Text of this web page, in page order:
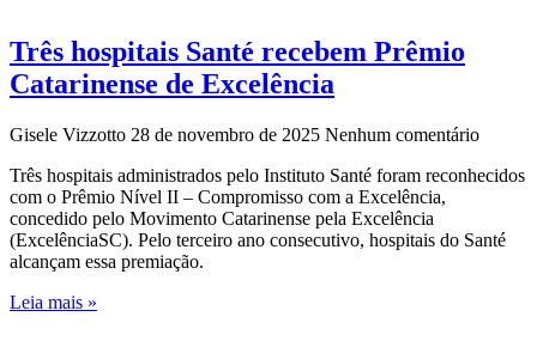
Três hospitais Santé recebem Prêmio
Catarinense de Excelência
Gisele Vizzotto 28 de novembro de 2025 Nenhum comentário
Três hospitais administrados pelo Instituto Santé foram reconhecidos
com o Prêmio Nível II – Compromisso com a Excelência,
concedido pelo Movimento Catarinense pela Excelência
(ExcelênciaSC). Pelo terceiro ano consecutivo, hospitais do Santé
alcançam essa premiação.
Leia mais »